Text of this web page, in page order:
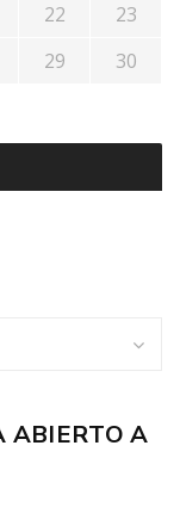
22
23
29
30
ABIERTO A